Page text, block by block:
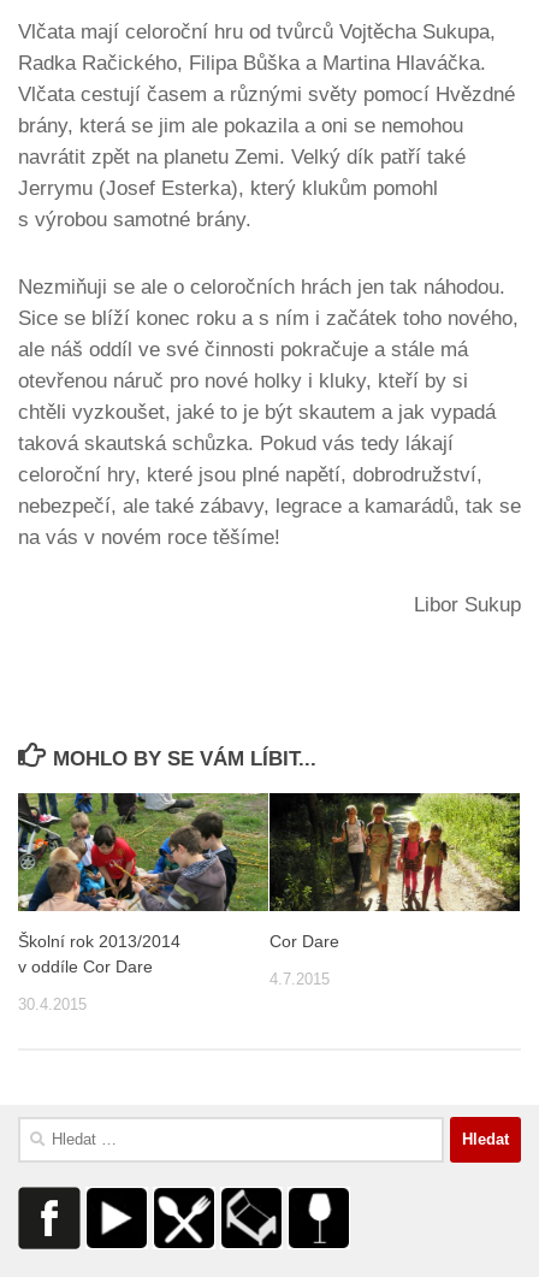
Vlčata mají celoroční hru od tvůrců Vojtěcha Sukupa,
Radka Račického, Filipa Bůška a Martina Hlaváčka.
Vlčata cestují časem a různými světy pomocí Hvězdné
brány, která se jim ale pokazila a oni se nemohou
navrátit zpět na planetu Zemi. Velký dík patří také
Jerrymu (Josef Esterka), který klukům pomohl
s výrobou samotné brány.
Nezmiňuji se ale o celoročních hrách jen tak náhodou.
Sice se blíží konec roku a s ním i začátek toho nového,
ale náš oddíl ve své činnosti pokračuje a stále má
otevřenou náruč pro nové holky i kluky, kteří by si
chtěli vyzkoušet, jaké to je být skautem a jak vypadá
taková skautská schůzka. Pokud vás tedy lákají
celoroční hry, které jsou plné napětí, dobrodružství,
nebezpečí, ale také zábavy, legrace a kamarádů, tak se
na vás v novém roce těšíme!
Libor Sukup
MOHLO BY SE VÁM LÍBIT...
Školní rok 2013/2014
v oddíle Cor Dare
30.4.2015
Cor Dare
4.7.2015
Vyhledávání